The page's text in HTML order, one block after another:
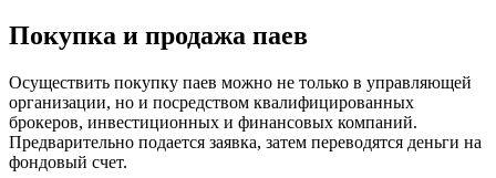
Покупка и продажа паев
Осуществить покупку паев можно не только в управляющей
организации, но и посредством квалифицированных
брокеров, инвестиционных и финансовых компаний.
Предварительно подается заявка, затем переводятся деньги на
фондовый счет.